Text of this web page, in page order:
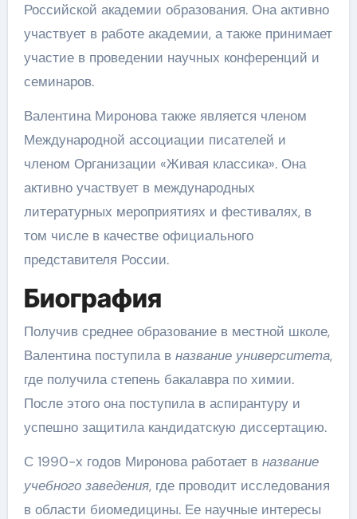
Российской академии образования. Она активно
участвует в работе академии, а также принимает
участие в проведении научных конференций и
семинаров.
Валентина Миронова также является членом
Международной ассоциации писателей и
членом Организации «Живая классика». Она
активно участвует в международных
литературных мероприятиях и фестивалях, в
том числе в качестве официального
представителя России.
Биография
Получив среднее образование в местной школе,
Валентина поступила в название университета,
где получила степень бакалавра по химии.
После этого она поступила в аспирантуру и
успешно защитила кандидатскую диссертацию.
С 1990-х годов Миронова работает в название
учебного заведения, где проводит исследования
в области биомедицины. Ее научные интересы